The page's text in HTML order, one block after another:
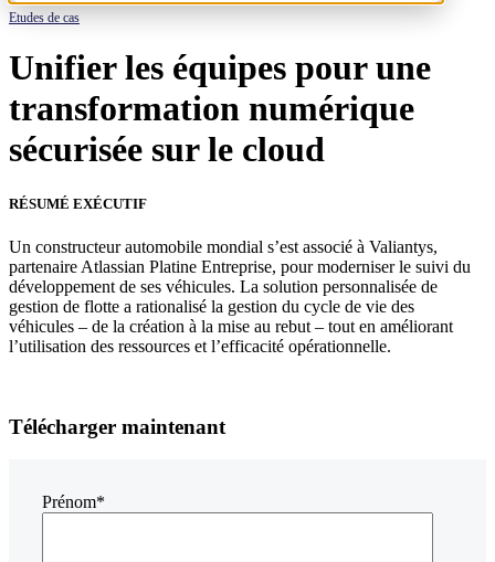
Etudes de cas
Unifier les équipes pour une
transformation numérique
sécurisée sur le cloud
RÉSUMÉ EXÉCUTIF
Un constructeur automobile mondial s’est associé à Valiantys,
partenaire Atlassian Platine Entreprise, pour moderniser le suivi du
développement de ses véhicules. La solution personnalisée de
gestion de flotte a rationalisé la gestion du cycle de vie des
véhicules – de la création à la mise au rebut – tout en améliorant
l’utilisation des ressources et l’efficacité opérationnelle.
Télécharger maintenant
Prénom*